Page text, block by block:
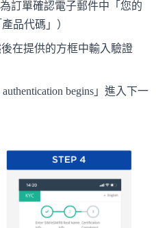
訂單確認電子郵件中「您的
品代碼」）
後在提供的方框中輸入驗證
begins」進入下一